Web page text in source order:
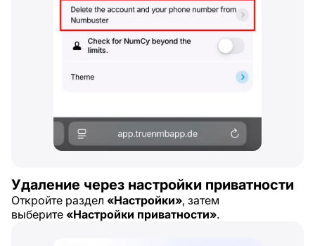
Удаление через настройки приватности
Откройте раздел «Настройки», затем
выберите «Настройки приватности».